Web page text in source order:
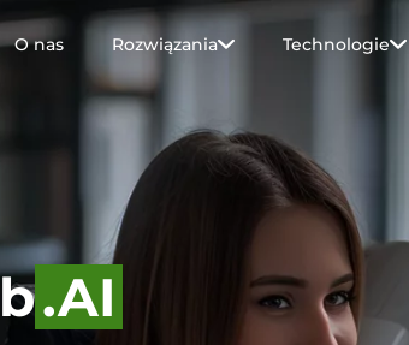
O nas Rozwiązania Technologie
.AI